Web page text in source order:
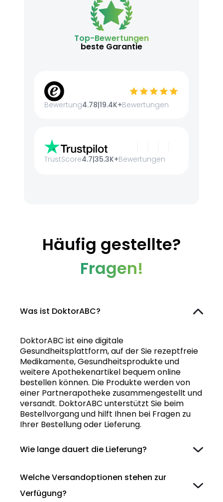
Top-Bewertungen
beste Garantie
Bewertung4.78|19.4K+Bewertungen
TrustScore4.7|35.3K+Bewertungen
Häufig gestellte?
Fragen!
Was ist DoktorABC?
DoktorABC ist eine digitale
Gesundheitsplattform, auf der Sie rezeptfreie
Medikamente, Gesundheitsprodukte und
weitere Apothekenartikel bequem online
bestellen können. Die Produkte werden von
einer Partnerapotheke zusammengestellt und
versandt. DoktorABC unterstützt Sie beim
Bestellvorgang und hilft Ihnen bei Fragen zu
Ihrer Bestellung oder Lieferung.
Wie lange dauert die Lieferung?
Welche Versandoptionen stehen zur
Verfügung?